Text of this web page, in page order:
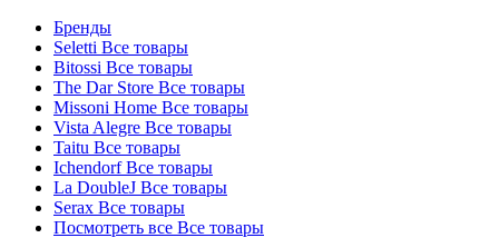
Бренды
Seletti Все товары
Bitossi Все товары
The Dar Store Все товары
Missoni Home Все товары
Vista Alegre Все товары
Taitu Все товары
IchendorfВсе товары
La DoubleJ Все товары
Serax Все товары
Посмотреть все Все товары